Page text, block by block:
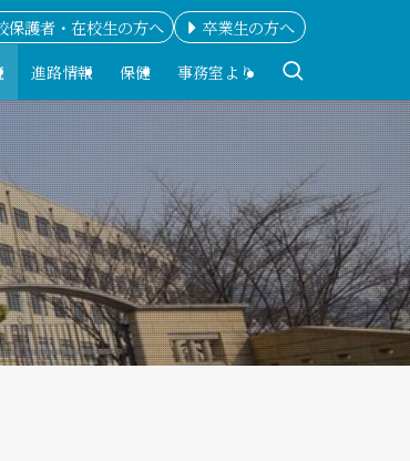
進路情報 保健 事務室より
保護者・在校生の方へ 卒業生の方へ